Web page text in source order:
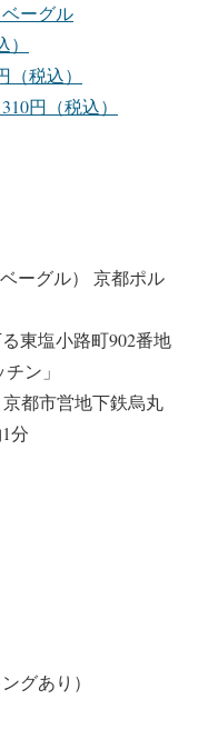
ーグル
税込）
円（税込）
ーグル） 京都ポル
東塩小路町902番地
ン」
京都市営地下鉄烏丸
分
グあり）